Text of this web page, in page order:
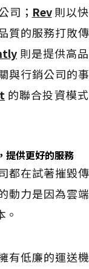
司； Rev則以
質的服務打敗
則是提供高
與行銷公司的
的聯合投資模
提供更好的服務
都在試著摧毀
動力是因為雲
。
有低廉的運送